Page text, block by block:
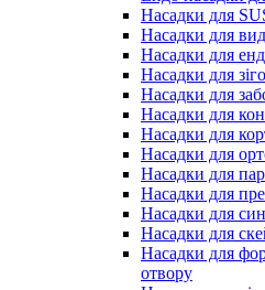
Насадки для
Насадки для
Насадки для
Насадки для
Насадки для
Насадки для
Насадки для
Насадки для
Насадки для
Насадки для
Насадки для
Насадки для
Насадки для
отвору